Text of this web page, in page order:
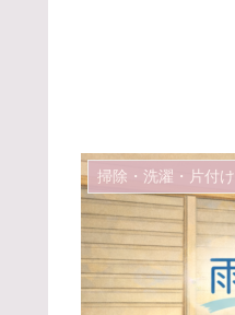
掃除・洗濯・片付け